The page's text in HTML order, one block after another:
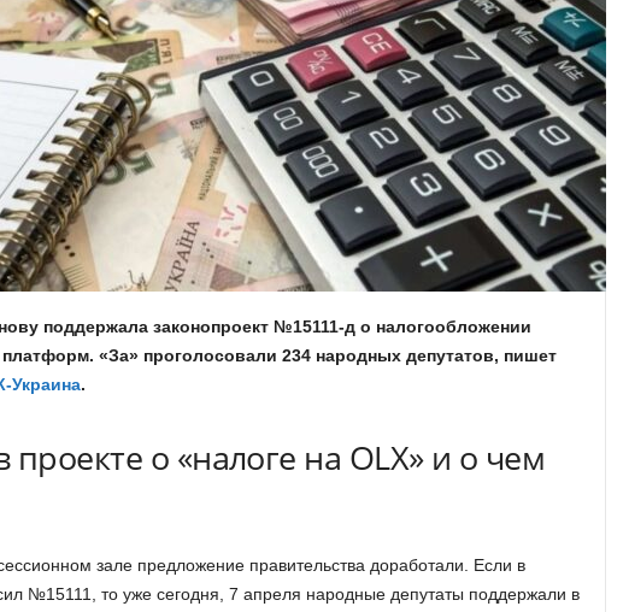
поддержала законопроект №15111-д о налогообложении
«За» проголосовали 234 народных депутатов, пишет
Украина.
о «налоге на OLX» и о чем
зале предложение правительства доработали. Если в
№15111, то уже сегодня, 7 апреля народные депутаты поддержали в